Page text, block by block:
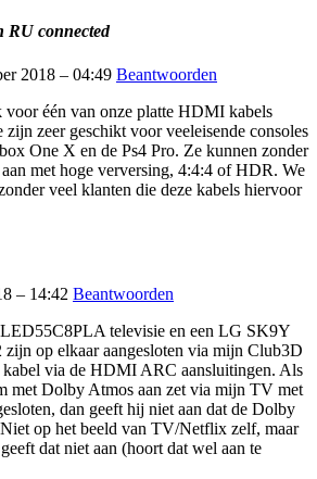
RU connected
2018 – 04:49 Beantwoorden
voor één van onze platte HDMI kabels
zijn zeer geschikt voor veeleisende consoles
One X en de Ps4 Pro. Ze kunnen zonder
met hoge verversing, 4:4:4 of HDR. We
veel klanten die deze kabels hiervoor
– 14:42 Beantwoorden
televisie en een LG SK9Y
zijn op elkaar aangesloten via mijn Club3D
via de HDMI ARC aansluitingen. Als
met Dolby Atmos aan zet via mijn TV met
dan geeft hij niet aan dat de Dolby
op het beeld van TV/Netflix zelf, maar
dat niet aan (hoort dat wel aan te